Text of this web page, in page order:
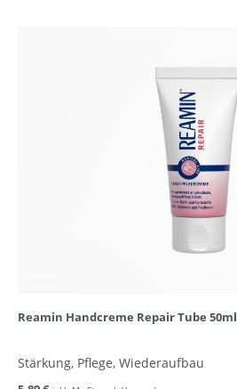
Reamin Handcreme Repair Tube 50ml
Stärkung, Pflege, Wiederaufbau